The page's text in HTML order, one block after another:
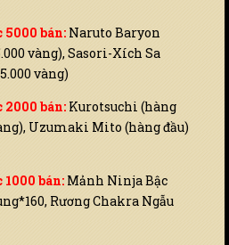
bán: Naruto Baryon
vàng), Sasori-Xích Sa
vàng)
bán: Kurotsuchi (hàng
Uzumaki Mito (hàng đầu)
bán: Mảnh Ninja Bậc
Rương Chakra Ngẫu